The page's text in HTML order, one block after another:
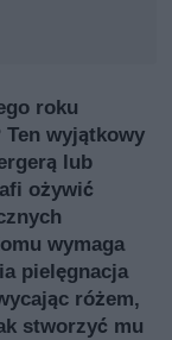
roku
wyjątkowy
lub
ożywić
wymaga
pielęgnacja
różem,
stworzyć mu